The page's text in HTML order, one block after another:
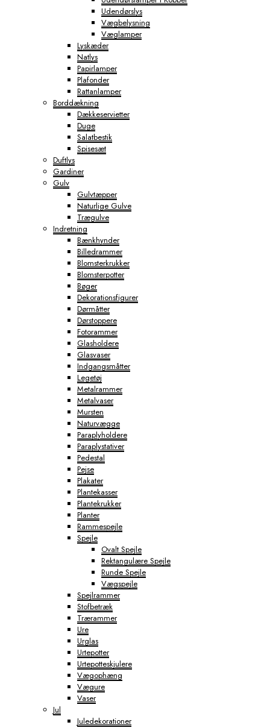
Udendørslys
Vægbelysning
Væglamper
Lyskæder
Natlys
Papirlamper
Plafonder
Rattanlamper
Borddækning
Dækkeservietter
Duge
Salatbestik
Spisesæt
Duftlys
Gardiner
Gulv
Gulvtæpper
Naturlige Gulve
Trægulve
Indretning
Bænkhynder
Billedrammer
Blomsterkrukker
Blomsterpotter
Bøger
Dekorationsfigurer
Dørmåtter
Dørstoppere
Fotorammer
Glasholdere
Glasvaser
Indgangsmåtter
Legetøj
Metalrammer
Metalvaser
Mursten
Naturvægge
Paraplyholdere
Paraplystativer
Pedestal
Pejse
Plakater
Plantekasser
Plantekrukker
Planter
Rammespejle
Spejle
Ovalt Spejle
Rektangulære Spejle
Runde Spejle
Vægspejle
Spejlrammer
Stofbetræk
Trærammer
Ure
Urglas
Urtepotter
Urtepotteskjulere
Vægophæng
Vægure
Vaser
Jul
Juledekorationer